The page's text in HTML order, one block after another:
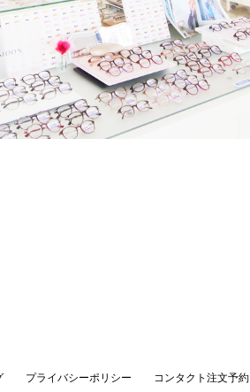
プライバシーポリシー コンタクト注文予約